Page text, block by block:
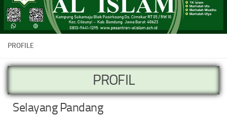
PROFILE
PROFIL
Selayang Pandang